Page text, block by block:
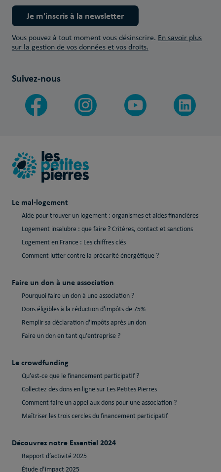
Je m'inscris à la newsletter
Vous pouvez à tout moment vous désinscrire. En savoir plus
sur la gestion de vos données et vos droits.
Suivez-nous
Le mal-logement
Aide pour trouver un logement : organismes et aides financières
Logement insalubre : que faire ? Critères, contact et sanctions
Logement en France : Les chiffres clés
Comment lutter contre la précarité énergétique ?
Faire un don à une association
Pourquoi faire un don à une association ?
Dons éligibles à la réduction d'impôts de 75%
Remplir sa déclaration d'impôts après un don
Faire un don en tant qu’entreprise ?
Le crowdfunding
Qu’est-ce que le financement participatif ?
Collectez des dons en ligne sur Les Petites Pierres
Comment faire un appel aux dons pour une association ?
Maîtriser les trois cercles du financement participatif
Découvrez notre Essentiel 2024
Rapport d’activité 2025
Étude d’impact 2025